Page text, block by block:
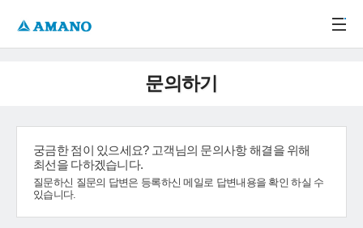
문의하기
궁금한 점이 있으세요? 고객님의 문의사항 해결을 위해
최선을 다하겠습니다.
질문하신 질문의 답변은 등록하신 메일로 답변내용을 확인 하실 수
있습니다.